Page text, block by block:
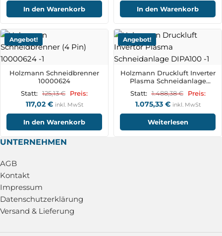
In den Warenkorb In den Warenkorb
Angebot!
Holzmann Schneidbrenner
10000624
Statt: 125,13€ Preis:
117,02 € inkl. MwSt
In den Warenkorb
Angebot!
Holzmann Druckluft Inverter
Plasma Schneidanlage
Statt: 1.488,38€ Preis:
1.075,33 € inkl. MwSt
Weiterlesen
UNTERNEHMEN
AGB
Kontakt
Impressum
Datenschutzerklärung
Versand & Lieferung